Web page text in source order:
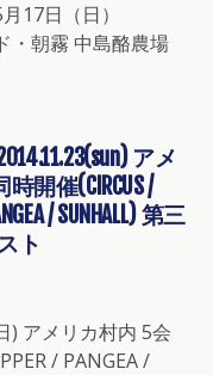
17日（日）
・朝霧 中島酪農場
アメ
開催(CIRCUS /
/ SUNHALL) 第三
ト
) アメリカ村内 5会
/ PANGEA /